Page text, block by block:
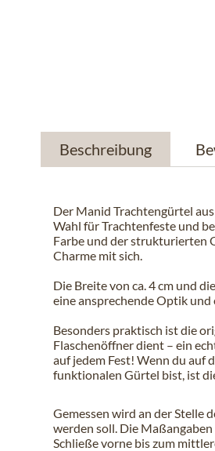
Beschreibung
Der Manid Trachtengürtel
Wahl für Trachtenfeste und
Farbe und der strukturierten
Charme mit sich.
Die Breite von ca. 4 cm und
eine ansprechende Optik und
Besonders praktisch ist die
Flaschenöffner dient – ein
auf jedem Fest! Wenn du auf
funktionalen Gürtel bist, ist
Gemessen wird an der Stelle
werden soll. Die
Schließe vorne bis zum